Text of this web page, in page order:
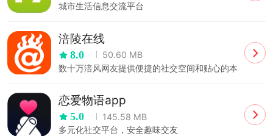
城市生活信息交流平台
涪陵在线
8.0
50.60 MB
数十万涪风网友提供便捷的社交空间和贴心的本
恋爱物语app
5.0
145.58 MB
多元化社交平台，安全趣味交友